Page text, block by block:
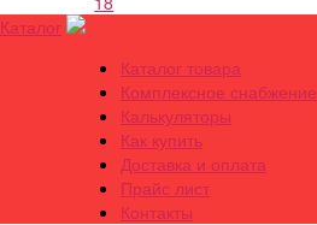
Каталог
Каталог товара
Комплексное снабжение
Калькуляторы
Как купить
Доставка и оплата
Прайс лист
Контакты